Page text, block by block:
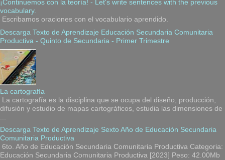
¡Continuemos con la teoría! - Let's write sentences with the previous
vocabulary.
Escribamos oraciones con el vocabulario aprendido.
Descarga Texto de Aprendizaje Educación Secundaria Comunitaria
Productiva - Quinto de Secundaria - Primer Trimestre
La cartografía
La cartografía es la disciplina que se ocupa del diseño, producción,
difusión y estudio de mapas cartográficos, estudia las dimensiones de
Descarga Texto de Aprendizaje Sexto Año de Educación Secundaria
Comunitaria Productiva
6to. Año de Educación Secundaria Comunitaria Productiva Categoria:
Educación Secundaria Comunitaria Productiva [2023] Peso: 42.00Mb